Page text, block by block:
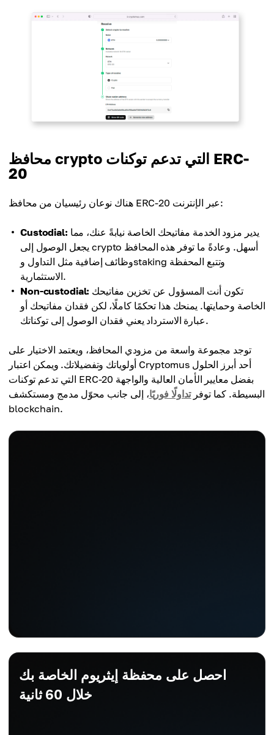
محافظ crypto التي تدعم توكنات ERC-
20
هناك نوعان رئيسيان من محافظ ERC-20 عبر الإنترنت:
Custodial:
يجعل الوصول إلى crypto أسهل. وعادةً ما توفر هذه المحافظ
وظائف إضافية مثل التداول وstaking وتتبع المحفظة
الاستثمارية.
Non-custodial:
الخاصة وحمايتها. يمنحك هذا تحكمًا كاملًا، لكن فقدان مفاتيحك أو
عبارة الاسترداد يعني فقدان الوصول إلى توكناتك.
توجد مجموعة واسعة من مزودي المحافظ، ويعتمد الاختيار على
أولوياتك وتفضيلاتك. ويمكن اعتبار Cryptomus أحد أبرز الحلول
التي تدعم توكنات ERC-20 بفضل معايير الأمان العالية والواجهة
البسيطة. كما توفرتداولًا فوريًا، إلى جانب محوّل مدمج ومستكشف
blockchain.
احصل على محفظة إيثريوم الخاصة بك
خلال 60 ثانية